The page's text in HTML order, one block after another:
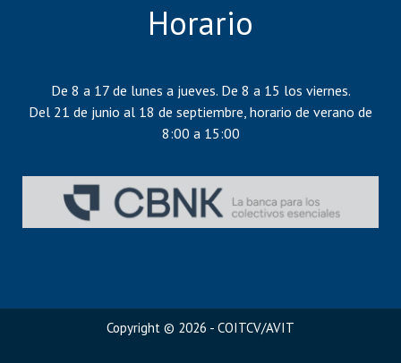
Horario
De 8 a 17 de lunes a jueves. De 8 a 15 los viernes.
Del 21 de junio al 18 de septiembre, horario de verano de
8:00 a 15:00
Copyright © 2026 - COITCV/AVIT